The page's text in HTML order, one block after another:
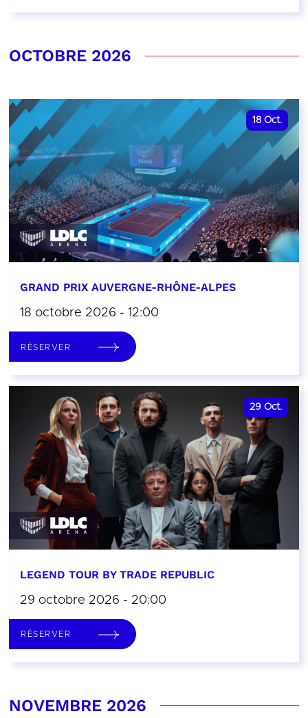
OCTOBRE 2026
18 Oct.
GRAND PRIX AUVERGNE-RHÔNE-ALPES
18 octobre 2026 - 12:00
RÉSERVER
29 Oct.
LEGEND TOUR BY TRADE REPUBLIC
29 octobre 2026 - 20:00
RÉSERVER
NOVEMBRE 2026